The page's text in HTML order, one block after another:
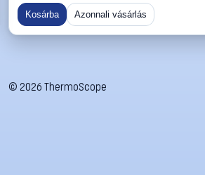
Kosárba Azonnali vásárlás
© 2026 ThermoScope